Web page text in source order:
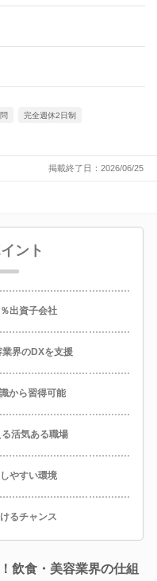
完全週休2日制
掲載終了日：2026/06/25
ント
出資子会社
業界のDXを支援
から習得可能
活気ある職場
やすい環境
るチャンス
飲食・美容業界の仕組